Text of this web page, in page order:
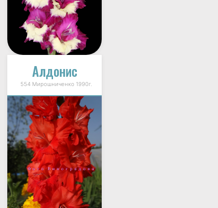
Алдонис
554 Мирошниченко 1990г.